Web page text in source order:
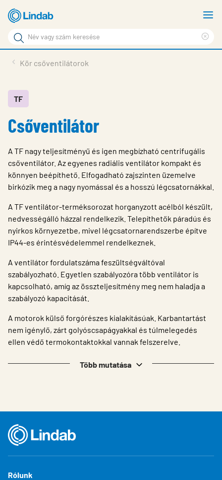
tartalomhoz
Keresési
kifejezés
Oldalak
keresése
Támogatás
Lindabról
Kapcsolat
Choose languge
Hungary
Kör csőventilátorok
TF
Csőventilátor
A TF nagy teljesítményű és igen megbízható centrifugális
csőventilátor. Az egyenes radiális ventilátor kompakt és
könnyen beépíthető. Elfogadható zajszinten üzemelve
birkózik meg a nagy nyomással és a hosszú légcsatornákkal.
A TF ventilátor-terméksorozat horganyzott acélból készült,
nedvességálló házzal rendelkezik. Telepíthetők páradús és
nyirkos környezetbe, mivel légcsatornarendszerbe építve
IP44-es érintésvédelemmel rendelkeznek.
A ventilátor fordulatszáma feszültségváltóval
szabályozható. Egyetlen szabályozóra több ventilátor is
kapcsolható, amíg az összteljesítmény meg nem haladja a
szabályozó kapacitását.
A motorok külső forgórészes kialakításúak. Karbantartást
nem igénylő, zárt golyóscsapágyakkal és túlmelegedés
ellen védő termokontaktokkal vannak felszerelve.
Több mutatása
Rólunk